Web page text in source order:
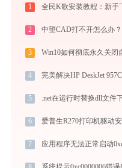
1 全民K歌安装教程：新手
2 中望CAD打不开怎么办
3
4
5 .net在运行时替换dll文件
6
7 应用程序无法正常启动